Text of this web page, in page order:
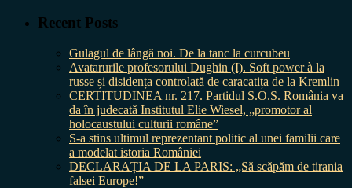
Recent Posts
Gulagul de lângă noi. De la tanc la curcubeu
Avatarurile profesorului Dughin (I). Soft power à la
russe și disidența controlată de caracatița de la Kremlin
CERTITUDINEA nr. 217. Partidul S.O.S. România va
da în judecată Institutul Elie Wiesel, „promotor al
holocaustului culturii române”
S-a stins ultimul reprezentant politic al unei familii care
a modelat istoria României
DECLARAȚIA DE LA PARIS: „Să scăpăm de tirania
falsei Europe!”